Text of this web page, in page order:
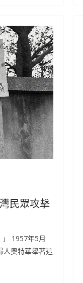
民眾攻擊
」 1957年5月
人奧特華舉著這